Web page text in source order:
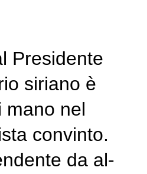
Presidente
siriano è
mano nel
convinto.
da al-